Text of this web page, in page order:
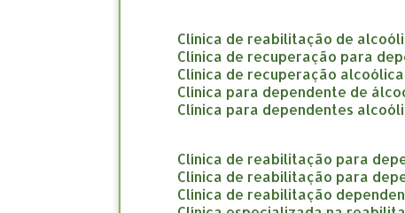
clínica de reabilitação de
clínica de recuperação para
clínica de recuperação alcoólica
clínica para dependente de
clínica para dependentes
clínica de reabilitação para
clínica de reabilitação para
clínica de reabilitação